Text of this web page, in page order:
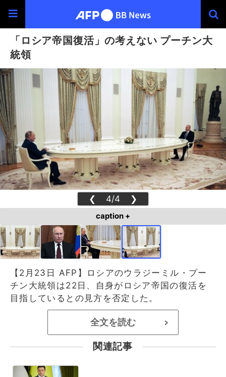
「ロシア帝国復活」の考えない プーチン大
統領
❮ 4/4 ❯
caption +
【2月23日 AFP】ロシアのウラジーミル・プー
チン大統領は22日、自身がロシア帝国の復活を
目指しているとの見方を否定した。
全文を読む >
関連記事